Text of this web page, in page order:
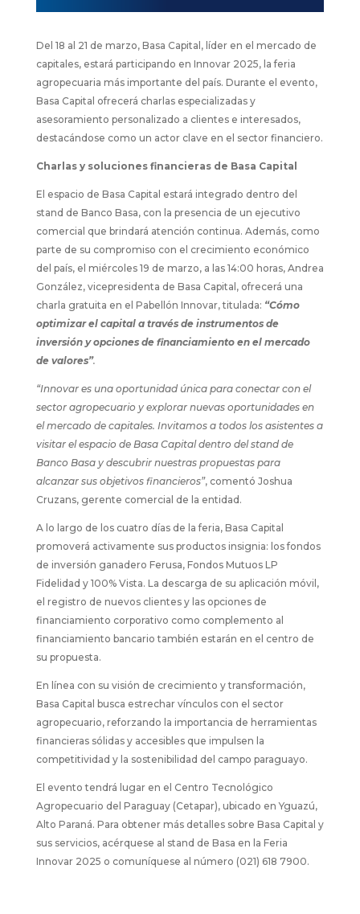
Del 18 al 21 de marzo, Basa Capital, líder en el mercado de
capitales, estará participando en Innovar 2025, la feria
agropecuaria más importante del país. Durante el evento,
Basa Capital ofrecerá charlas especializadas y
asesoramiento personalizado a clientes e interesados,
destacándose como un actor clave en el sector financiero.
Charlas y soluciones financieras de Basa Capital
El espacio de Basa Capital estará integrado dentro del
stand de Banco Basa, con la presencia de un ejecutivo
comercial que brindará atención continua. Además, como
parte de su compromiso con el crecimiento económico
del país, el miércoles 19 de marzo, a las 14:00 horas, Andrea
González, vicepresidenta de Basa Capital, ofrecerá una
charla gratuita en el Pabellón Innovar, titulada: “Cómo
optimizar el capital a través de instrumentos de
inversión y opciones de financiamiento en el mercado
de valores”.
“Innovar es una oportunidad única para conectar con el
sector agropecuario y explorar nuevas oportunidades en
el mercado de capitales. Invitamos a todos los asistentes a
visitar el espacio de Basa Capital dentro del stand de
Banco Basa y descubrir nuestras propuestas para
alcanzar sus objetivos financieros”, comentó Joshua
Cruzans, gerente comercial de la entidad.
A lo largo de los cuatro días de la feria, Basa Capital
promoverá activamente sus productos insignia: los fondos
de inversión ganadero Ferusa, Fondos Mutuos LP
Fidelidad y 100% Vista. La descarga de su aplicación móvil,
el registro de nuevos clientes y las opciones de
financiamiento corporativo como complemento al
financiamiento bancario también estarán en el centro de
su propuesta.
En línea con su visión de crecimiento y transformación,
Basa Capital busca estrechar vínculos con el sector
agropecuario, reforzando la importancia de herramientas
financieras sólidas y accesibles que impulsen la
competitividad y la sostenibilidad del campo paraguayo.
El evento tendrá lugar en el Centro Tecnológico
Agropecuario del Paraguay (Cetapar), ubicado en Yguazú,
Alto Paraná. Para obtener más detalles sobre Basa Capital y
sus servicios, acérquese al stand de Basa en la Feria
Innovar 2025 o comuníquese al número (021) 618 7900.